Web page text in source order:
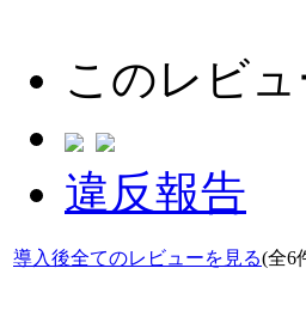
このレビ
違反報告
導入後全てのレビューを見る(全6